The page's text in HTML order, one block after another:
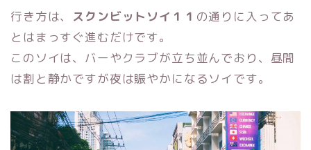
行き方は、 スクンビットソイ１１ の通りに入ってあ
とはまっすぐ進むだけです。
このソイは、バーやクラブが立ち並んでおり、昼間
は割と静かですが夜は賑やかになるソイです。